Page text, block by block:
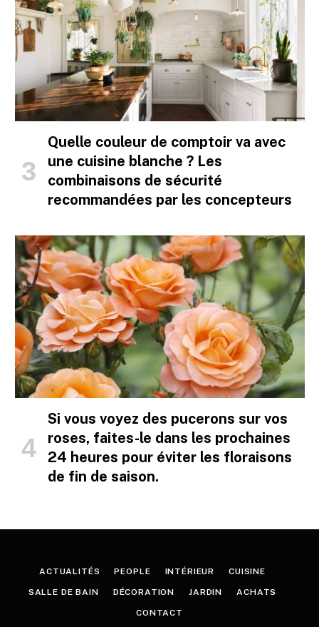
Quelle couleur de comptoir va avec
une cuisine blanche ? Les
combinaisons de sécurité
recommandées par les concepteurs
Si vous voyez des pucerons sur vos
roses, faites-le dans les prochaines
24 heures pour éviter les floraisons
de fin de saison.
ACTUALITÉS PEOPLE INTÉRIEUR CUISINE
SALLE DE BAIN DÉCORATION JARDIN ACHATS
CONTACT